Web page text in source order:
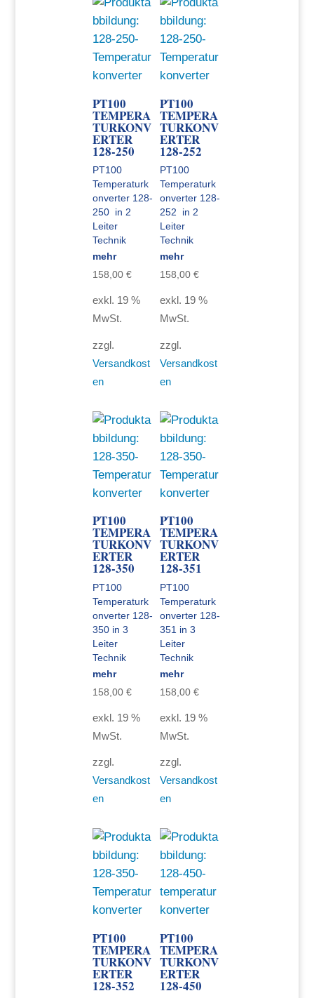
PT100
TEMPERA
TURKONV
ERTER
128-250
PT100
Temperaturk
onverter 128-
250 in 2
Leiter
Technik
mehr
158,00€
exkl. 19 %
MwSt.
zzgl.
Versandkost
en
PT100
TEMPERA
TURKONV
ERTER
128-252
PT100
Temperaturk
onverter 128-
252 in 2
Leiter
Technik
mehr
158,00 €
exkl. 19 %
MwSt.
zzgl.
Versandkost
en
PT100
TEMPERA
TURKONV
ERTER
128-350
PT100
Temperaturk
onverter 128-
350 in 3
Leiter
Technik
mehr
158,00€
exkl. 19 %
MwSt.
zzgl.
Versandkost
en
PT100
TEMPERA
TURKONV
ERTER
128-351
PT100
Temperaturk
onverter 128-
351 in 3
Leiter
Technik
mehr
158,00 €
exkl. 19 %
MwSt.
zzgl.
Versandkost
en
PT100
TEMPERA
TURKONV
ERTER
128-352
PT100
TEMPERA
TURKONV
ERTER
128-450